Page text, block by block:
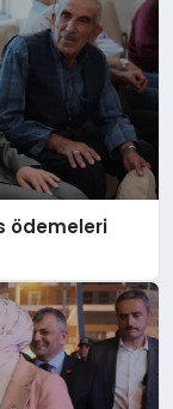
ödemeleri